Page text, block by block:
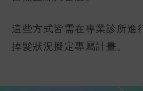
這些方式皆需在專業診所進
掉髮狀況擬定專屬計畫。